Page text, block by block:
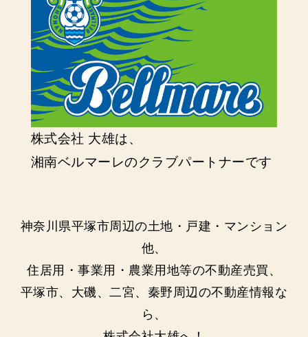
株式会社 大雄は、
湘南ベルマーレのクラブパートナーです
神奈川県平塚市周辺の土地・戸建・マンション
他、
住居用・事業用・農業用地等の不動産売買、
平塚市、大磯、二宮、秦野周辺の不動産情報な
ら、